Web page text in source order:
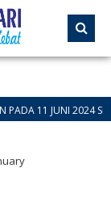
2024 SILAHKAN